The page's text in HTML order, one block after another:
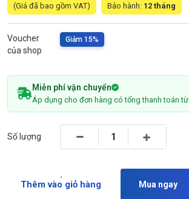
(Giá đã bao gồm VAT) Bảo hành: 12 tháng
Voucher
của shop
Giảm 15%
Miễn phí vận chuyển
Áp dụng cho đơn hàng có tổng thanh toán từ
Số lượng
Thêm vào giỏ hàng Mua ngay